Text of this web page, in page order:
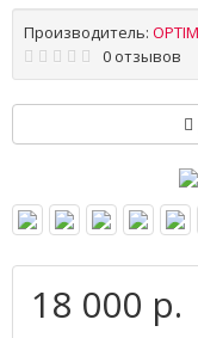
Производитель: OPTIM
0 отзывов
18 000 р.